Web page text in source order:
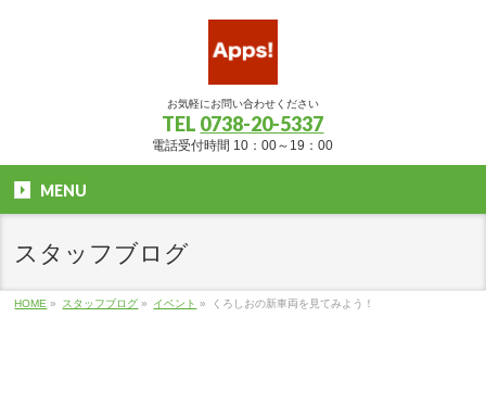
お気軽にお問い合わせください
TEL 0738-20-5337
電話受付時間 10：00～19：00
MENU
スタッフブログ
HOME » スタッフブログ » イベント » くろしおの新車両を見てみよう！